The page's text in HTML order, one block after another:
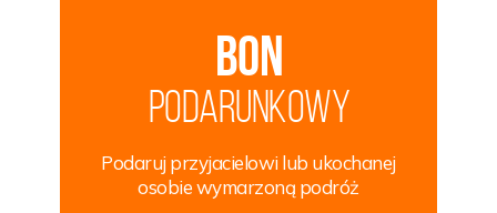
Podaruj przyjacielowi lub ukochanej
osobie wymarzoną podróż
Bon
podarunkowy